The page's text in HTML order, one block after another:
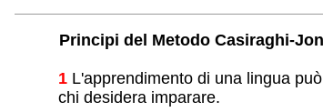
Principi del Metodo Casiraghi-
1 L'apprendimento di una lingua
chi desidera imparare.